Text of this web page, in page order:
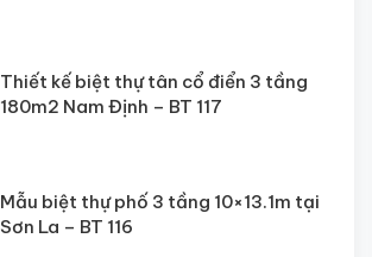
Thiết kế biệt thự tân cổ điển 3 tầng
180m2 Nam Định – BT 117
Mẫu biệt thự phố 3 tầng 10×13.1m tại
Sơn La – BT 116